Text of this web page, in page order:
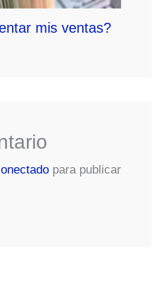
mis ventas?
para publicar